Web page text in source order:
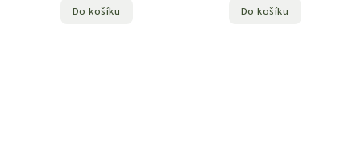
Do košíku Do košíku